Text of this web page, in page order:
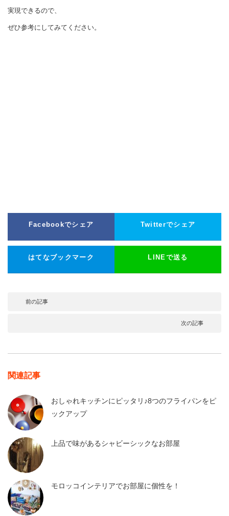
実現できるので、
ぜひ参考にしてみてください。
Facebookでシェア Twitterでシェア
はてなブックマーク LINEで送る
前の記事
次の記事
関連記事
おしゃれキッチンにピッタリ♪8つのフライパンをピ
ックアップ
上品で味があるシャビーシックなお部屋
モロッコインテリアでお部屋に個性を！